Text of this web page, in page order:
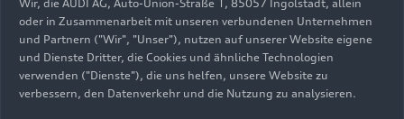
Das zukünftige Audi F1 Team und Perk haben eine
mehrjährige Partnerschaft unterzeichnet, um das
Arbeitsumfeld mit der KI-gestützten Plattform
von Perk zu optimieren.
Wir, die AUDI AG, Auto-Union-Straße 1, 85057 Ingolstadt, allein
oder in Zusammenarbeit mit unseren verbundenen Unternehmen
und Partnern ("Wir", "Unser"), nutzen auf unserer Website eigene
und Dienste Dritter, die Cookies und ähnliche Technologien
verwenden ("Dienste"), die uns helfen, unsere Website zu
verbessern, den Datenverkehr und die Nutzung zu analysieren.